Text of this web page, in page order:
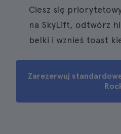
Ciesz się
na SkyLift, odtwórz
belki i wznieś toast
Zarezerwuj